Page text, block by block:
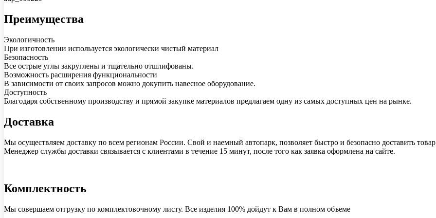
Преимущества
Экологичность
При изготовлении используется экологически чистый материал
Безопасность
Все острые углы закруглены и тщательно отшлифованы.
Возможность расширения функциональности
В зависимости от своих запросов можно докупить навесное оборудование.
Доступность
Благодаря собственному производству и прямой закупке материалов предлагаем одну из самых доступных цен на рынке.
Доставка
Мы осуществляем доставку по всем регионам России. Свой и наемный автопарк, позволяет быстро и безопасно доставить
Менеджер службы доставки связывается с клиентами в течение 15 минут, после того как заявка оформлена на сайте.
Комплектность
Мы совершаем отгрузку по комплектовочному листу. Все изделия 100% дойдут к Вам в полном объеме